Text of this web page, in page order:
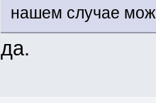
нашем случае
да.